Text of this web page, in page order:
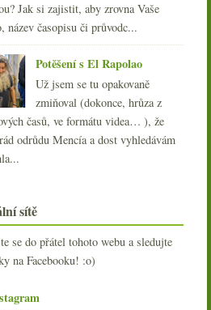
Jak si zajistit, aby zrovna Vaše
název časopisu či průvodc...
Potěšení s El Rapolao
Už jsem se tu opakovaně
zmiňoval (dokonce, hrůza z
časů, ve formátu videa… ), že
odrůdu Mencía a dost vyhledávám
sítě
se do přátel tohoto webu a sledujte
na Facebooku! :o)